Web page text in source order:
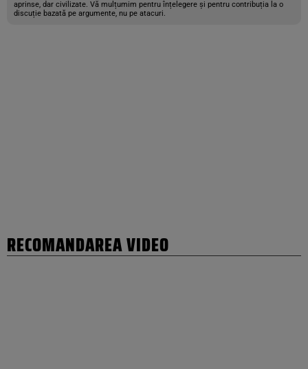
aprinse, dar civilizate. Vă mulțumim pentru înțelegere și pentru contribuția la o
discuție bazată pe argumente, nu pe atacuri.
RECOMANDAREA VIDEO